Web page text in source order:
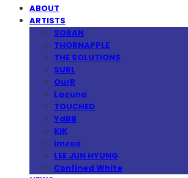
ABOUT
ARTISTS
SORAN
THORNAPPLE
THE SOLUTIONS
SURL
OurR
Lacuna
TOUCHED
YdBB
KIK
imzoo
LEE JUN HYUNG
Confined White